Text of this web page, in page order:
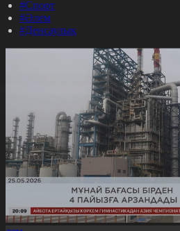
#Спорт
#Әлем
#Денсаулық